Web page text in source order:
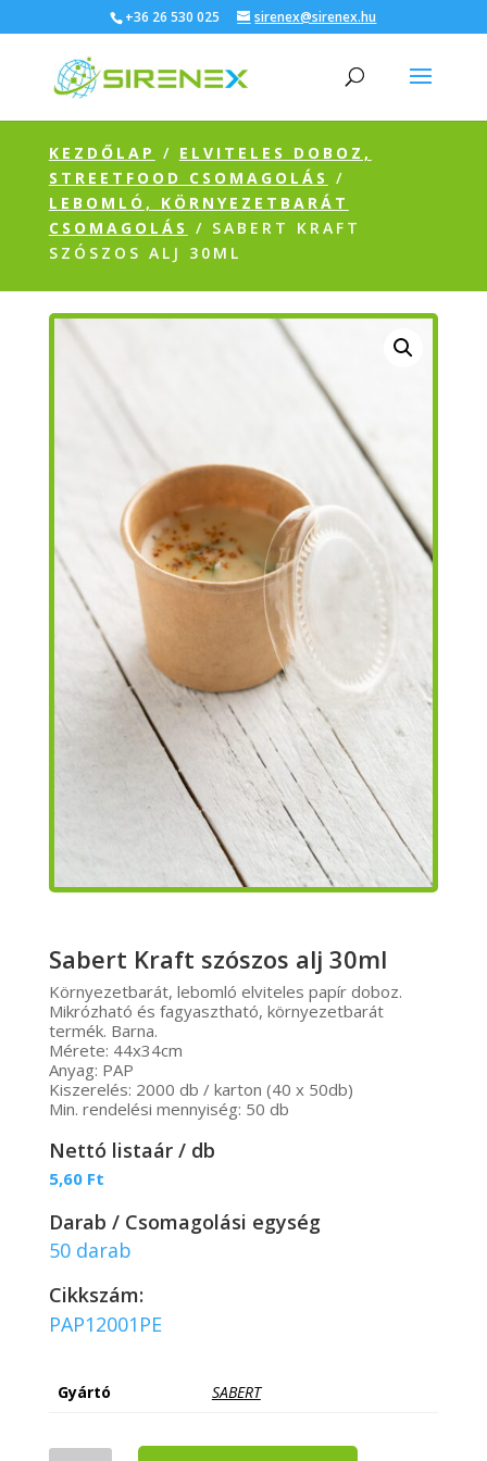
+36 26 530 025 sirenex@sirenex.hu
KEZDŐLAP / ELVITELES DOBOZ,
STREETFOOD CSOMAGOLÁS /
LEBOMLÓ, KÖRNYEZETBARÁT
CSOMAGOLÁS / SABERT KRAFT
SZÓSZOS ALJ 30ML
Sabert Kraft szószos alj 30ml
Környezetbarát, lebomló elviteles papír doboz.
Mikrózható és fagyasztható, környezetbarát
termék. Barna.
Mérete: 44x34cm
Anyag: PAP
Kiszerelés: 2000 db / karton (40 x 50db)
Min. rendelési mennyiség: 50 db
Nettó listaár / db
5,60 Ft
Darab / Csomagolási egység
50 darab
Cikkszám:
PAP12001PE
Gyártó SABERT